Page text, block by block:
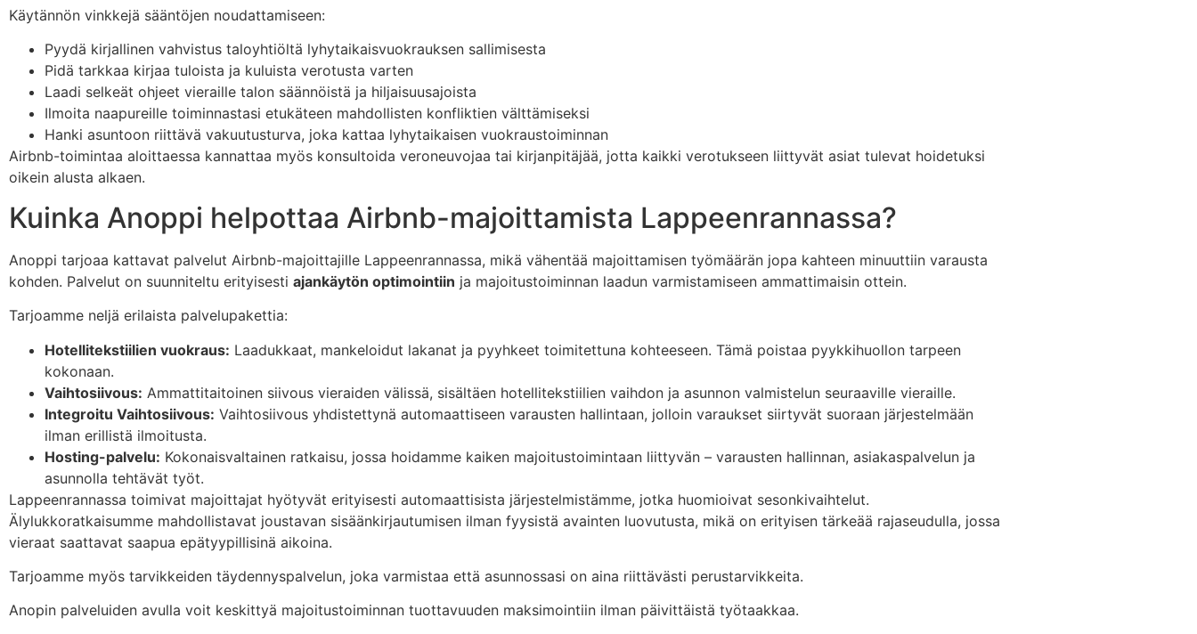
Käytännön vinkkejä sääntöjen noudattamiseen:
Pyydä kirjallinen vahvistus taloyhtiöltä lyhytaikaisvuokrauksen sallimisesta
Pidä tarkkaa kirjaa tuloista ja kuluista verotusta varten
Laadi selkeät ohjeet vieraille talon säännöistä ja hiljaisuusajoista
Ilmoita naapureille toiminnastasi etukäteen mahdollisten konfliktien välttämiseksi
Hanki asuntoon riittävä vakuutusturva, joka kattaa lyhytaikaisen vuokraustoiminnan
Airbnb-toimintaa aloittaessa kannattaa myös konsultoida veroneuvojaa tai kirjanpitäjää, jotta kaikki verotukseen liittyvät asiat tulevat hoidetuksi
oikein alusta alkaen.
Kuinka Anoppi helpottaa Airbnb-majoittamista Lappeenrannassa?
Anoppi tarjoaa kattavat palvelut Airbnb-majoittajille Lappeenrannassa, mikä vähentää majoittamisen työmäärän jopa kahteen minuuttiin varausta
kohden. Palvelut on suunniteltu erityisesti ajankäytön optimointiin ja majoitustoiminnan laadun varmistamiseen ammattimaisin ottein.
Tarjoamme neljä erilaista palvelupakettia:
Hotellitekstiilien vuokraus: Laadukkaat, mankeloidut lakanat ja pyyhkeet toimitettuna kohteeseen. Tämä poistaa pyykkihuollon tarpeen
kokonaan.
Vaihtosiivous: Ammattitaitoinen siivous vieraiden välissä, sisältäen hotellitekstiilien vaihdon ja asunnon valmistelun seuraaville vieraille.
Integroitu Vaihtosiivous: Vaihtosiivous yhdistettynä automaattiseen varausten hallintaan, jolloin varaukset siirtyvät suoraan järjestelmään
ilman erillistä ilmoitusta.
Hosting-palvelu: Kokonaisvaltainen ratkaisu, jossa hoidamme kaiken majoitustoimintaan liittyvän – varausten hallinnan, asiakaspalvelun ja
asunnolla tehtävät työt.
Lappeenrannassa toimivat majoittajat hyötyvät erityisesti automaattisista järjestelmistämme, jotka huomioivat sesonkivaihtelut.
Älylukkoratkaisumme mahdollistavat joustavan sisäänkirjautumisen ilman fyysistä avainten luovutusta, mikä on erityisen tärkeää rajaseudulla, jossa
vieraat saattavat saapua epätyypillisinä aikoina.
Tarjoamme myös tarvikkeiden täydennyspalvelun, joka varmistaa että asunnossasi on aina riittävästi perustarvikkeita.
Anopin palveluiden avulla voit keskittyä majoitustoiminnan tuottavuuden maksimointiin ilman päivittäistä työtaakkaa.